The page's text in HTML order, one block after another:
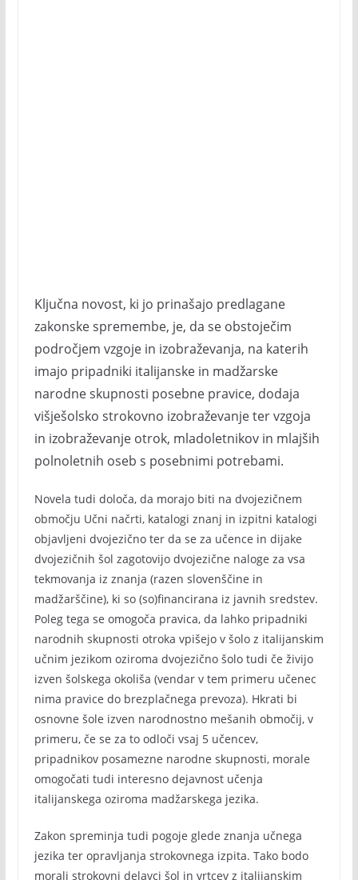
Ključna novost, ki jo prinašajo predlagane
zakonske spremembe, je, da se obstoječim
področjem vzgoje in izobraževanja, na katerih
imajo pripadniki italijanske in madžarske
narodne skupnosti posebne pravice, dodaja
višješolsko strokovno izobraževanje ter vzgoja
in izobraževanje otrok, mladoletnikov in mlajših
polnoletnih oseb s posebnimi potrebami.
Novela tudi določa, da morajo biti na dvojezičnem
območju Učni načrti, katalogi znanj in izpitni katalogi
objavljeni dvojezično ter da se za učence in dijake
dvojezičnih šol zagotovijo dvojezične naloge za vsa
tekmovanja iz znanja (razen slovenščine in
madžarščine), ki so (so)financirana iz javnih sredstev.
Poleg tega se omogoča pravica, da lahko pripadniki
narodnih skupnosti otroka vpišejo v šolo z italijanskim
učnim jezikom oziroma dvojezično šolo tudi če živijo
izven šolskega okoliša (vendar v tem primeru učenec
nima pravice do brezplačnega prevoza). Hkrati bi
osnovne šole izven narodnostno mešanih območij, v
primeru, če se za to odloči vsaj 5 učencev,
pripadnikov posamezne narodne skupnosti, morale
omogočati tudi interesno dejavnost učenja
italijanskega oziroma madžarskega jezika.
Zakon spreminja tudi pogoje glede znanja učnega
jezika ter opravljanja strokovnega izpita. Tako bodo
morali strokovni delavci šol in vrtcev z italijanskim